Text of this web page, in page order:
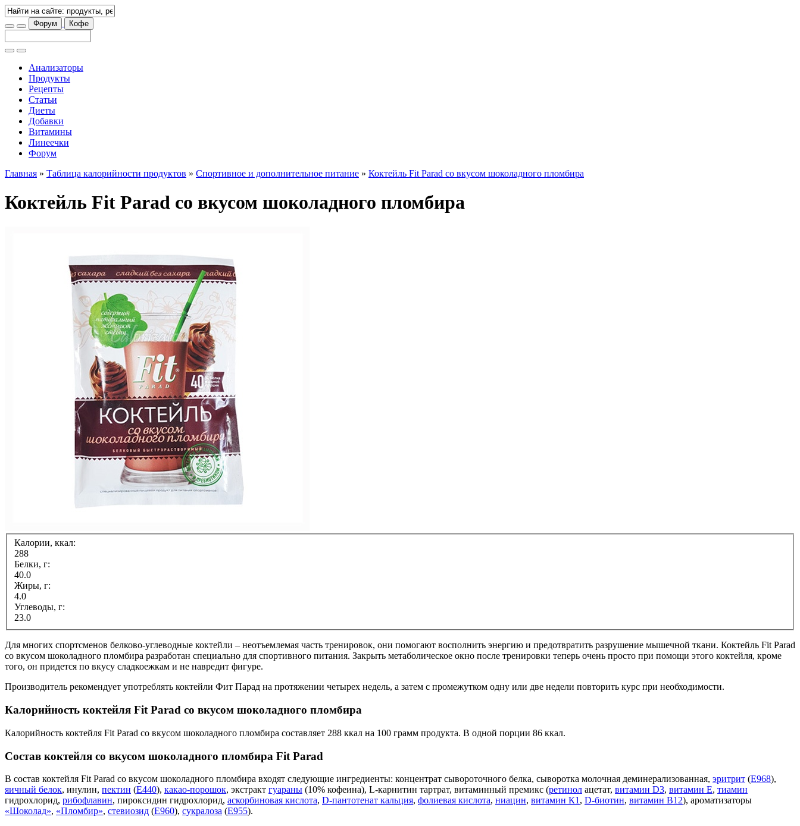
Форум Кофе
Анализаторы
Продукты
Рецепты
Статьи
Диеты
Добавки
Витамины
Линеечки
Форум
Главная » Таблица калорийности продуктов » Спортивное и дополнительное питание » Коктейль Fit Parad со вкусом шоколадного пломбира
Коктейль Fit Parad со вкусом шоколадного пломбира
Калории, ккал:
288
Белки, г:
40.0
Жиры, г:
4.0
Углеводы, г:
23.0
Для многих спортсменов белково-углеводные коктейли – неотъемлемая часть тренировок, они помогают восполнить энергию и предотвратить разрушение мышечной ткани. Коктейль Fit Parad
со вкусом шоколадного пломбира разработан специально для спортивного питания. Закрыть метаболическое окно после тренировки теперь очень просто при помощи этого коктейля, кроме
того, он придется по вкусу сладкоежкам и не навредит фигуре.
Производитель рекомендует употреблять коктейли Фит Парад на протяжении четырех недель, а затем с промежутком одну или две недели повторить курс при необходимости.
Калорийность коктейля Fit Parad со вкусом шоколадного пломбира
Калорийность коктейля Fit Parad со вкусом шоколадного пломбира составляет 288 ккал на 100 грамм продукта. В одной порции 86 ккал.
Состав коктейля со вкусом шоколадного пломбира Fit Parad
В состав коктейля Fit Parad со вкусом шоколадного пломбира входят следующие ингредиенты: концентрат сывороточного белка, сыворотка молочная деминерализованная, эритрит (Е968),
яичный белок, инулин, пектин (Е440), какао-порошок, экстракт гуараны (10% кофеина), L-карнитин тартрат, витаминный премикс (ретинол ацетат, витамин D3, витамин Е, тиамин
гидрохлорид, рибофлавин, пироксидин гидрохлорид, аскорбиновая кислота, D-пантотенат кальция, фолиевая кислота, ниацин, витамин К1 , D-биотин, витамин В12), ароматизаторы
«Шоколад», «Пломбир», стевиозид (Е960), сукралоза (Е955).